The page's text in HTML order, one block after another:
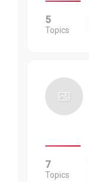
5
Topics
7
Topics